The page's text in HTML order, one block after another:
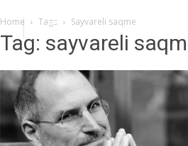
Home Tags Sayvareli saqme
Tag: sayvareli